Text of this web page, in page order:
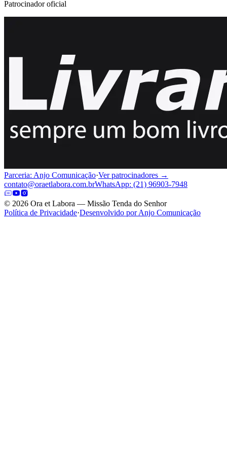
Patrocinador oficial
Parceria: Anjo Comunicação·Ver patrocinadores →
contato@oraetlabora.com.brWhatsApp: (21) 96903-7948
© 2026 Ora et Labora — Missão Tenda do Senhor
Política de Privacidade·Desenvolvido por Anjo Comunicação